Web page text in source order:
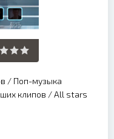
/ Поп-музыка
клипов / All stars